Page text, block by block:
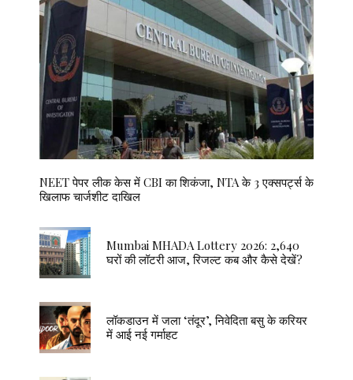
NEET पेपर लीक केस में CBI का शिकंजा, NTA के 3 एक्सपर्ट्स के
खिलाफ चार्जशीट दाखिल
Mumbai MHADA Lottery 2026: 2,640
घरों की लॉटरी आज, रिजल्ट कब और कैसे देखें?
लॉकडाउन में जला ‘तंदूर’, निवेदिता बसु के करियर
में आई नई गर्माहट